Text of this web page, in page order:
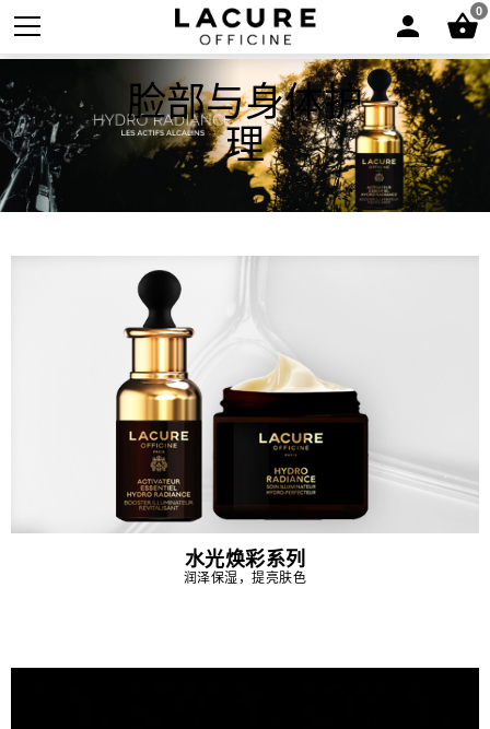
脸部与身体护
理
水光焕彩系列
润泽保湿，提亮肤色
0